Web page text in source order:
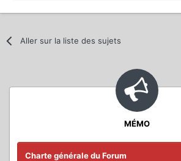
Aller sur la liste des sujets
MÉMO
Charte générale du Forum